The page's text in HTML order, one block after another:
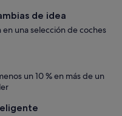
de idea
una selección de coches
un 10 % en más de un